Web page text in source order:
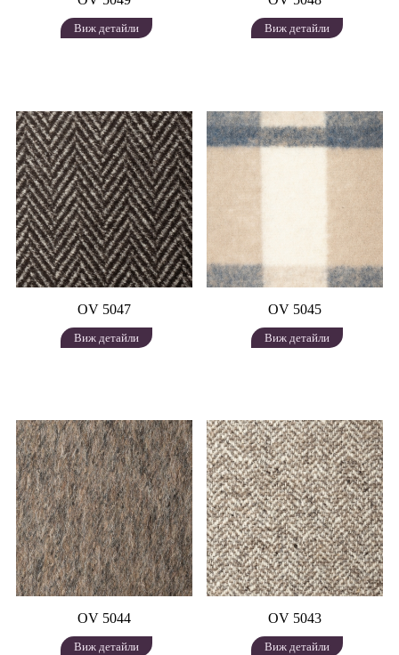
Виж детайли Виж детайли
OV 5047
Виж детайли
OV 5045
Виж детайли
OV 5044
Виж детайли
OV 5043
Виж детайли